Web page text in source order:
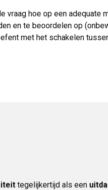
hoe op een adequate
en te beoordelen op
met het schakelen
tegelijkertijd als een